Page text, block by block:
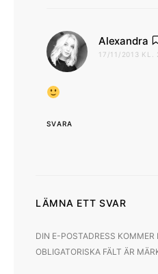
Alexandra
17/11/2013 KL.
SVARA
LÄMNA ETT SVAR
DIN E-POSTADRESS KOMMER
OBLIGATORISKA FÄLT ÄR